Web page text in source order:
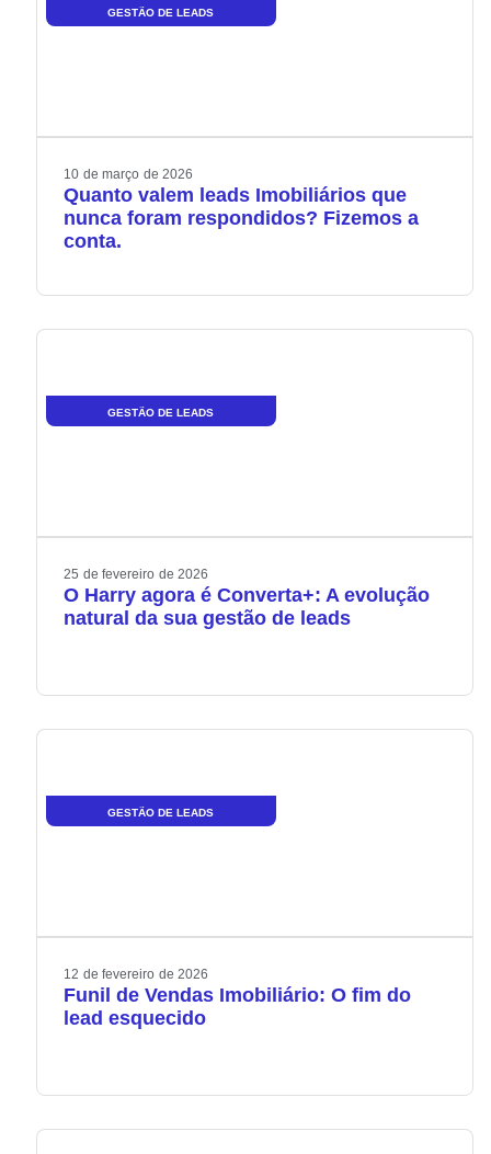
GESTÃO DE LEADS
10 de março de 2026
Quanto valem leads Imobiliários que
nunca foram respondidos? Fizemos a
conta.
GESTÃO DE LEADS
25 de fevereiro de 2026
O Harry agora é Converta+: A evolução
natural da sua gestão de leads
GESTÃO DE LEADS
12 de fevereiro de 2026
Funil de Vendas Imobiliário: O fim do
lead esquecido